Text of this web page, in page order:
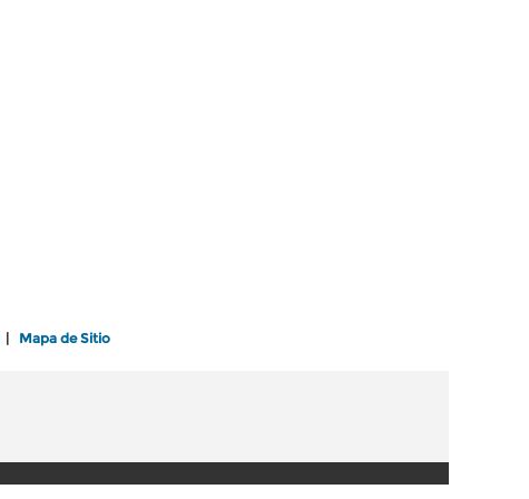
Mapa de Sitio